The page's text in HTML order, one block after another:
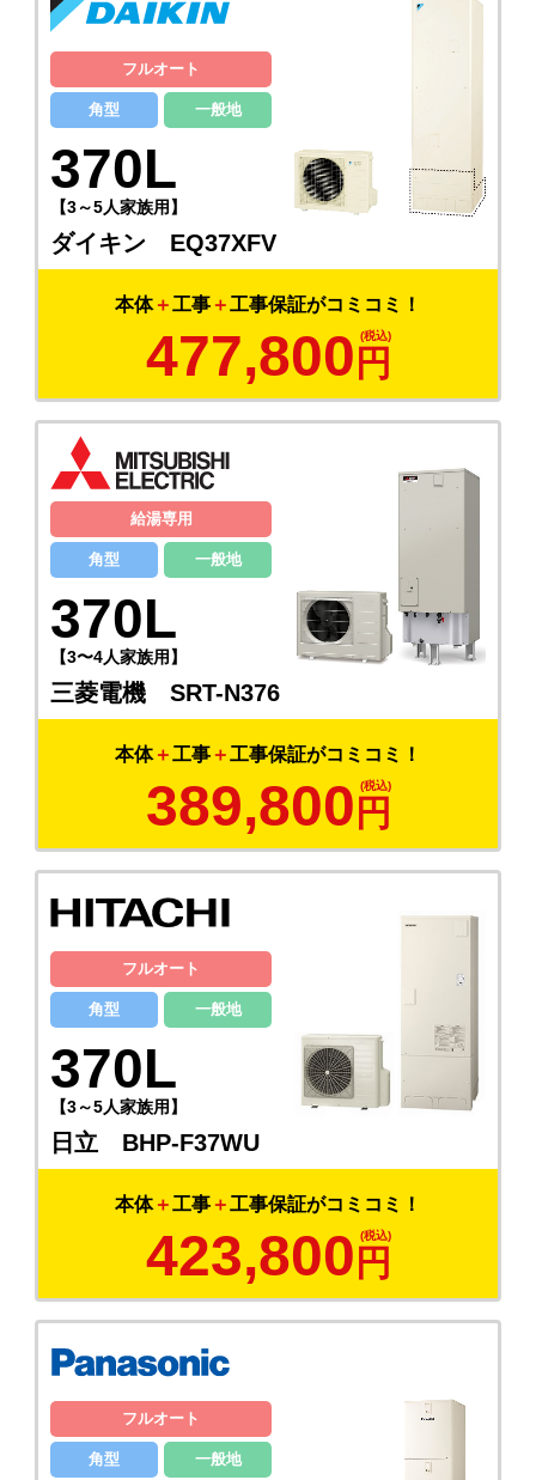
フルオート
角型 一般地
370L
【3～5人家族用】
ダイキン EQ37XFV
本体＋工事 ＋工事保証がコミコミ！
477,800 円
給湯専用
角型 一般地
370L
【3〜4人家族用】
三菱電機 SRT-N376
本体＋工事 ＋工事保証がコミコミ！
389,800 円
フルオート
角型 一般地
370L
【3～5人家族用】
日立 BHP-F37WU
本体＋工事 ＋工事保証がコミコミ！
423,800 円
フルオート
角型 一般地